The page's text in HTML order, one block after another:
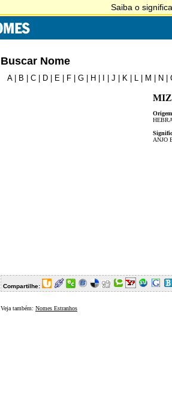
Buscar Nome
A| B C D E F G H J K L M N
ANJO
Compartilhe:
Veja também: Nomes Estranhos